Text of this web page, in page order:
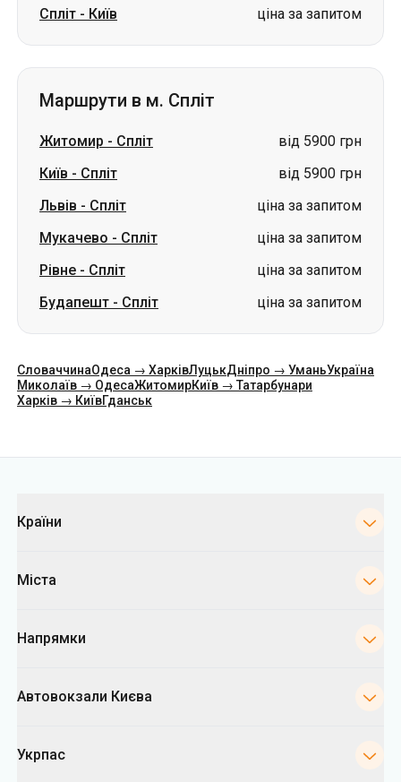
Спліт - Київ ціна за запитом
Маршрути в м. Спліт
Житомир - Спліт
від 5900 грн
Київ - Спліт
від 5900 грн
Львів - Спліт
ціна за запитом
Мукачево - Спліт
ціна за запитом
Рівне - Спліт
ціна за запитом
Будапешт - Спліт ціна за запитом
СловаччинаОдеса → ХарківЛуцькДніпро → УманьУкраїна
Миколаїв → ОдесаЖитомирКиїв → Татарбунари
Харків → КиївГданськ
Країни
Міста
Напрямки
Автовокзали Києва
Укрпас